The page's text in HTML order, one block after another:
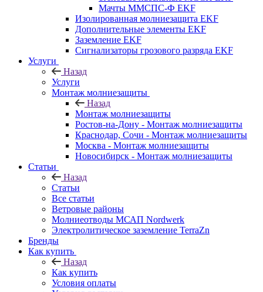
Мачты ММСПС-Ф EKF
Изолированная молниезащита EKF
Дополнительные элементы EKF
Заземление EKF
Сигнализаторы грозового разряда EKF
Услуги
Назад
Услуги
Монтаж молниезащиты
Назад
Монтаж молниезащиты
Ростов-на-Дону - Монтаж молниезащиты
Краснодар, Сочи - Монтаж молниезащиты
Москва - Монтаж молниезащиты
Новосибирск - Монтаж молниезащиты
Статьи
Назад
Статьи
Все статьи
Ветровые районы
Молниеотводы МСАП Nordwerk
Электролитическое заземление TerraZn
Бренды
Как купить
Назад
Как купить
Условия оплаты